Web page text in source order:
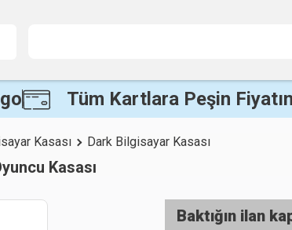
Tüm Kartlara Peşin
Kasası Dark Bilgisayar Kasası
Kasası
Baktığın ilan